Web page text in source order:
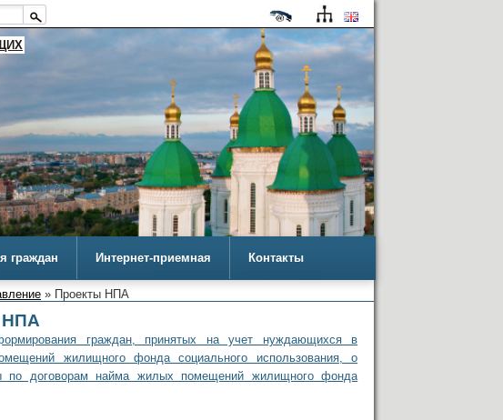
граждан Интернет-приемная Контакты
» Проекты НПА
НПА
граждан, принятых на учет нуждающихся в
жилищного фонда социального использования, о
по договорам найма жилых помещений жилищного фонда